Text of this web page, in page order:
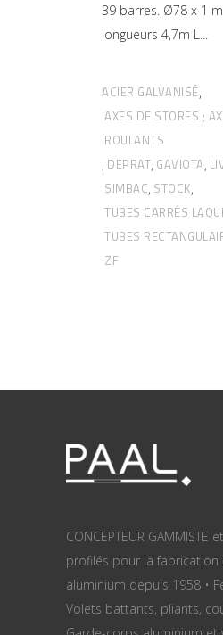
39 barres. Ø78 x 1
longueurs 4,7m L
ACIER GALVANISÉ,
AXES DE STORES ;
ROULANTS
, DEPRAT, GAVIOTA,
SIMBAC, STOCK,
TUBES CARRÉS
TUBES
ZF
CONCEPTEUR
profilés pour la fabrication
aluminium depuis 1958 •
Volets battants, pliants,